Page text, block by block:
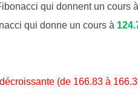
qui donnent un cours à
qui donne un cours à
(de 166.83 à